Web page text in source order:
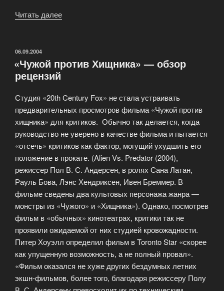
Читать далее
в
ОПУБЛИКОВАНО
06.09.2004
«Чужой против Хищника» — обзор
рецензий
Студия «20th Century Fox» не стала устраивать
предварительных просмотров фильма «Чужой против
хищника» для критиков. Обычно так делается, когда
руководство не уверено в качестве фильма и пытается
«отсечь» критиков как фактор, могущий ухудшить его
положение в прокате. (Alien Vs. Predator (2004),
режиссер Пол В. С. Андерсен, в ролях Сана Латан,
Рауль Бова, Лэнс Хендриксен, Ивен Бреммер. В
фильме сведены два культовых персонажа жанра —
монстры из «Чужого» и «Хищника»). Однако, посмотрев
фильм в «обычных» кинотеатрах, критики так не
проявили ожидаемой от них студией кровожадности.
Питер Хоуэлл определил фильм в Toronto Star «скорее
как упущенную возможность, а не полный провал».
«Фильм оказался не хуже других бездумных летних
экшн-фильмов, более того, благодаря режиссеру Полу